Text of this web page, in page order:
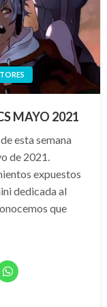
MAYO 2021
esta semana
de 2021.
expuestos
dedicada al
que